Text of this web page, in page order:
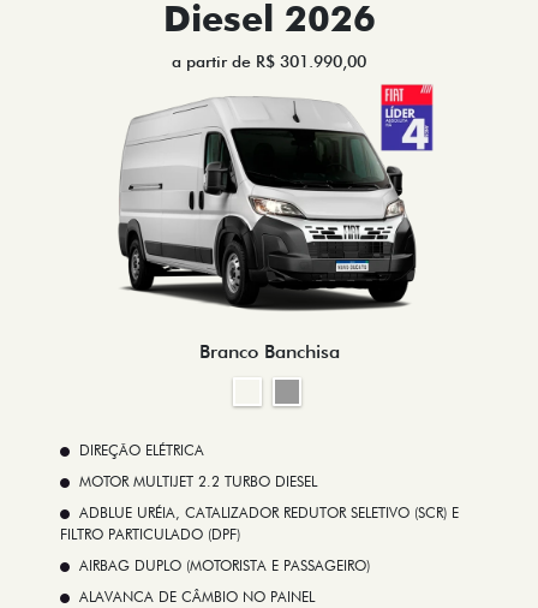
Diesel 2026
a partir de R$ 301.990,00
Branco Banchisa
DIREÇÃO ELÉTRICA
MOTOR MULTIJET 2.2 TURBO DIESEL
ADBLUE URÉIA, CATALIZADOR REDUTOR SELETIVO (SCR) E
FILTRO PARTICULADO (DPF)
AIRBAG DUPLO (MOTORISTA E PASSAGEIRO)
ALAVANCA DE CÂMBIO NO PAINEL